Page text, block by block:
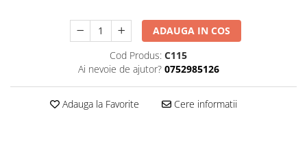
ADAUGA IN COS
Cod Produs: C115
Ai nevoie de ajutor? 0752985126
Adauga la Favorite Cere informatii